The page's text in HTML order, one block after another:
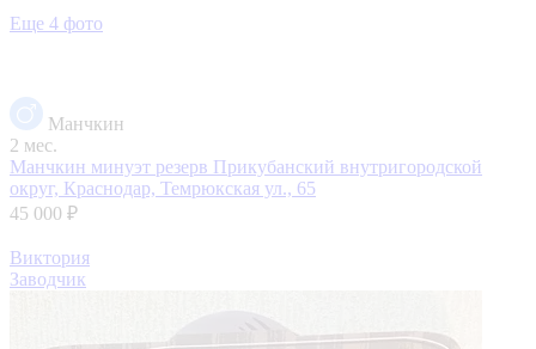
Еще 4 фото
Манчкин
2 мес.
Манчкин минуэт резерв Прикубанский внутригородской
округ, Краснодар, Темрюкская ул., 65
45 000 ₽
Виктория
Заводчик